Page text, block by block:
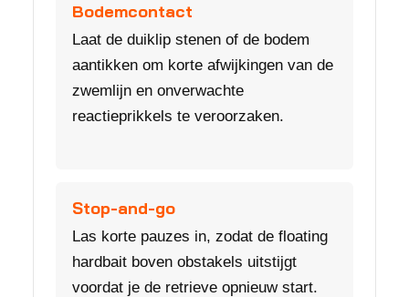
Bodemcontact
Laat de duiklip stenen of de bodem
aantikken om korte afwijkingen van de
zwemlijn en onverwachte
reactieprikkels te veroorzaken.
Stop-and-go
Las korte pauzes in, zodat de floating
hardbait boven obstakels uitstijgt
voordat je de retrieve opnieuw start.